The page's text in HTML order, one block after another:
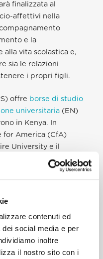
contenuti ed
social media e per
inoltre
il nostro sito con i
finalizzata al
affettivi nella
e la
vita scolastica e,
sia le relazioni
i propri figli.
offre borse di studio
universitaria (EN)
in Kenya. In
for America (CfA)
University e il
il JRS sarà in grado di
sul merito, a 21
e/o da remoto,
di laurea. I
saranno quindi
di laurea